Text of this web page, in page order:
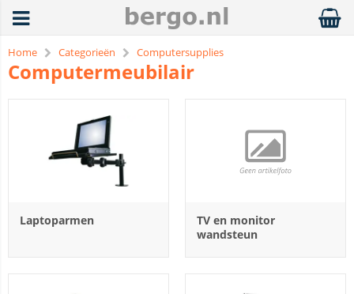
Home Categorieën Computersupplies
Computermeubilair
Laptoparmen
TV en monitor
wandsteun